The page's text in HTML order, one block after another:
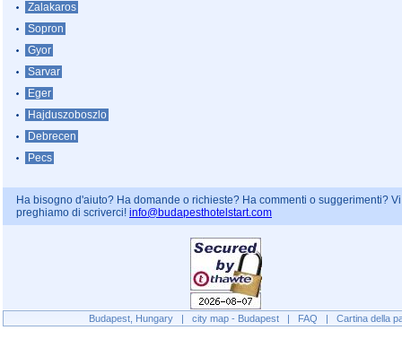
Zalakaros
Sopron
Gyor
Sarvar
Eger
Hajduszoboszlo
Debrecen
Pecs
Ha bisogno d'aiuto? Ha domande o richieste? Ha commenti o suggerimenti? Vi
preghiamo di scriverci! info@budapesthotelstart.com
Budapest, Hungary| city map - Budapest| FAQ | Cartina della